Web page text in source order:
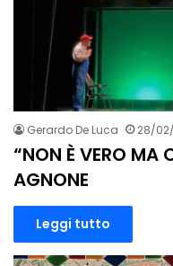
Gerardo De Luca 28/
“NON È VERO MA
AGNONE
Leggi tutto